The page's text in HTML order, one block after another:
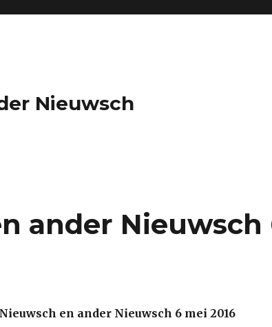
Nieuwsch
ander Nieuwsch
Nieuwsch en ander Nieuwsch 6 mei 2016